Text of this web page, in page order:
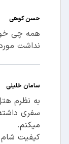
حسن کوهی
همه چی
نداشت
سامان خلیلی
به نظرم
سفری
میکنم.
کیفیت شام